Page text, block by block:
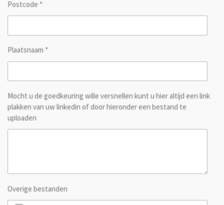
Postcode *
Plaatsnaam *
Mocht u de goedkeuring wille versnellen kunt u hier altijd een link
plakken van uw linkedin of door hieronder een bestand te
uploaden
Overige bestanden